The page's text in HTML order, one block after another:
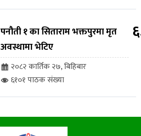
पनौती १ का सिताराम भक्तपुरमा मृत
अवस्थामा भेटिए
२०८२ कार्तिक २७, बिहिबार
६१०१ पाठक संख्या